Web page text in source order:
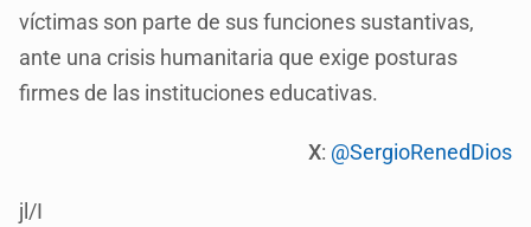
víctimas son parte de sus funciones sustantivas,
ante una crisis humanitaria que exige posturas
firmes de las instituciones educativas.
X: @SergioRenedDios
jl/I